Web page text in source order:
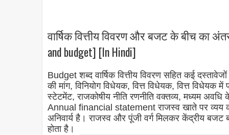
वार्षिक वित्तीय विवरण और बजट के बीच का
and budget] [In Hindi]
Budget शब्द वार्षिक वित्तीय विवरण सहित कई
की मांग, विनियोग विधेयक, वित्त विधेयक, वित्त विधेयक में
स्टेटमेंट, राजकोषीय नीति रणनीति वक्तव्य, मध्यम अवधि
Annual financial statement राजस्व खाते पर व्यय
अनिवार्य है। राजस्व और पूंजी वर्ग मिलकर केंद्रीय बजट
होता है।